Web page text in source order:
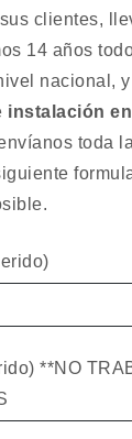
clientes,
14 años
nacional,
instalación
toda
**NO